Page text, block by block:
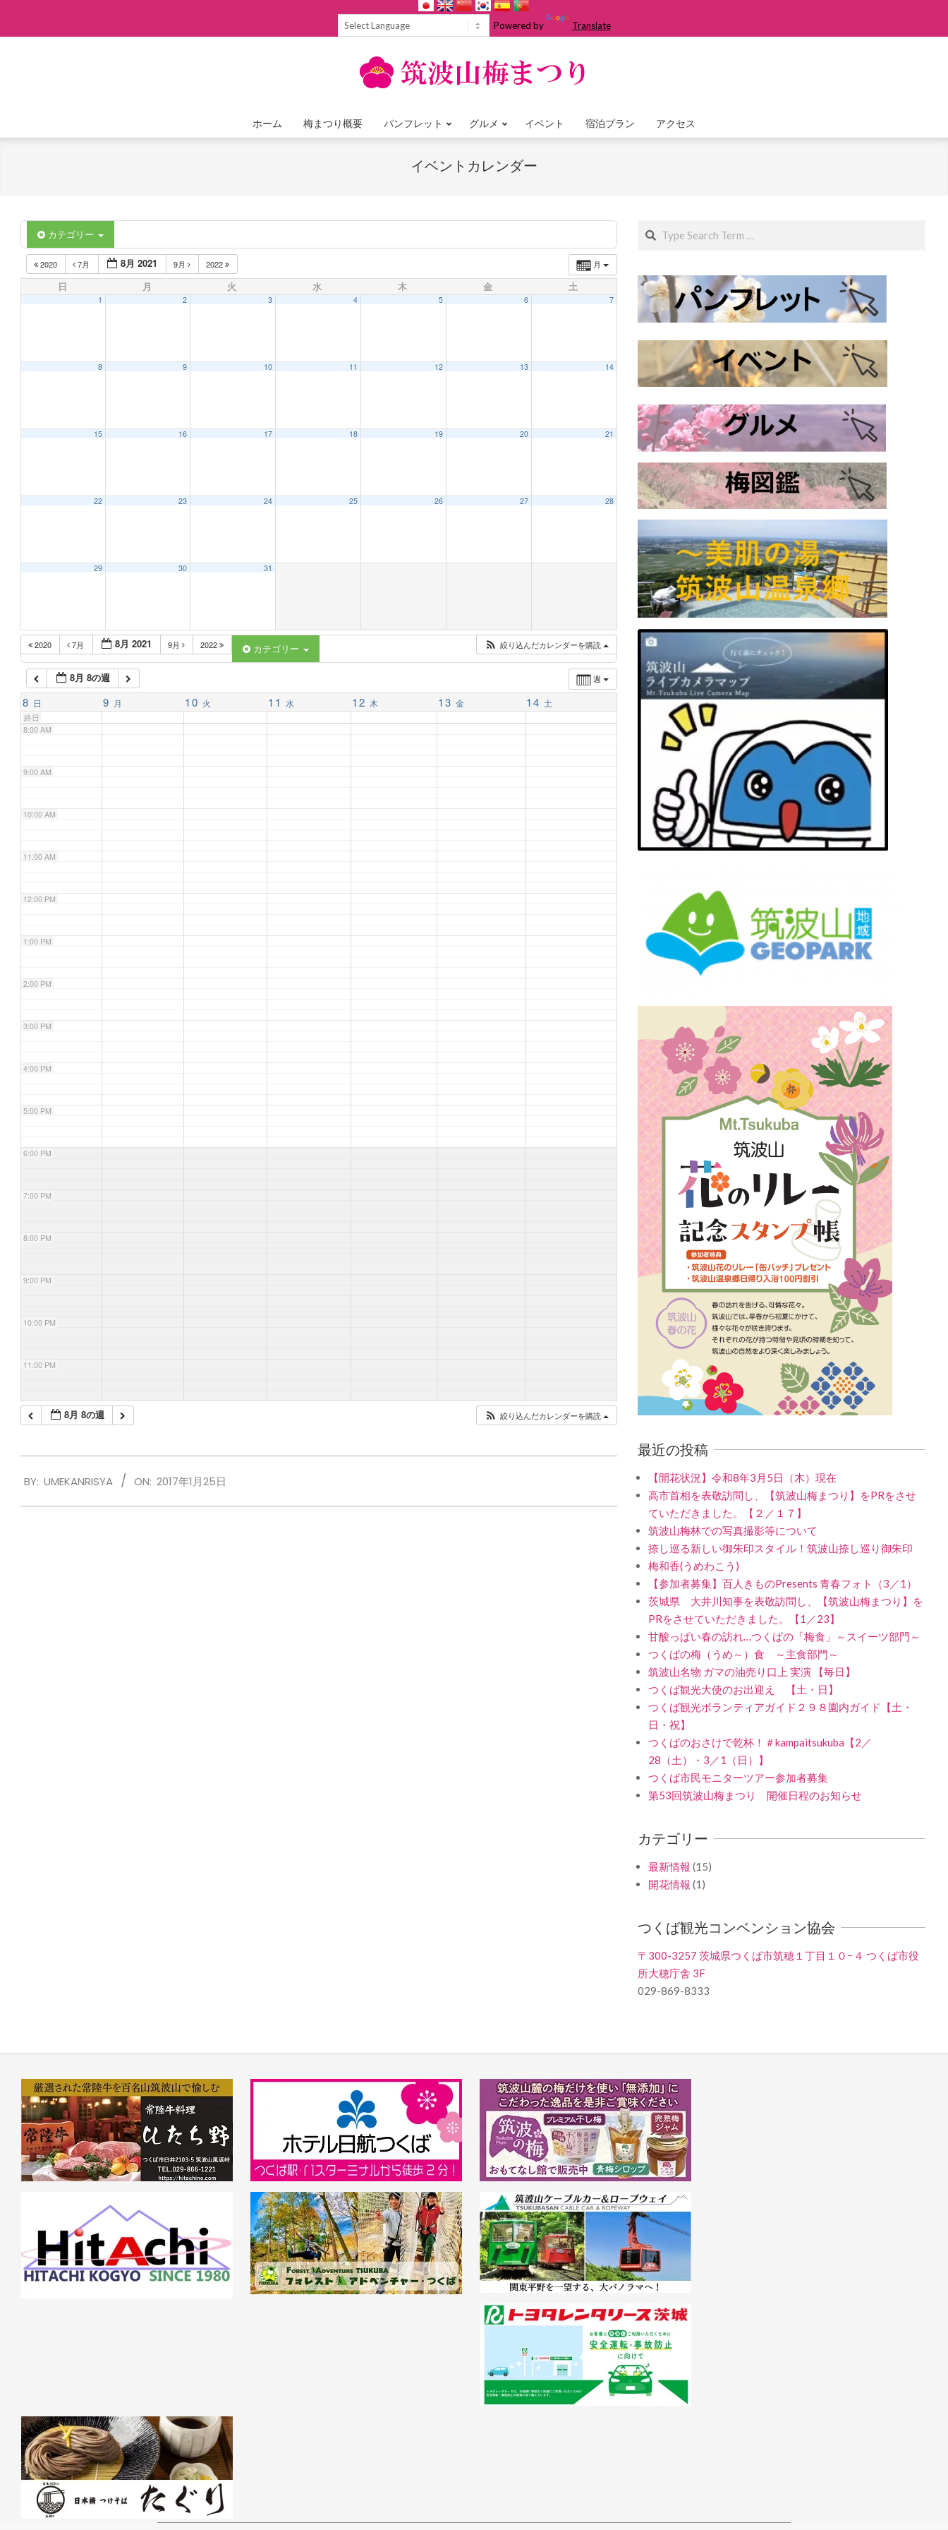
Powered by Translate
Primary
Menu
ホーム 梅まつり概要 パンフレット グルメ イベント 宿泊プラン アクセス
イベントカレンダー
カテゴリー
月
2020 7月 8月 2021 9月 2022
日 月 火 水 木 金 土
1 2 3 4 5 6 7
8 9 10 11 12 13 14
15 16 17 18 19 20 21
22 23 24 25 26 27 28
29 30 31
2020 7月 8月 2021 9月 2022 絞り込んだカレンダーを購読
カテゴリー
週
8月 8の週
8 日 9 月 10 火 11 水 12 木 13 金 14 土
終日
4:00 AM
6:00 AM
7:00 AM
8:00 AM
9:00 AM
10:00 AM
11:00 AM
12:00 PM
1:00 PM
2:00 PM
3:00 PM
4:00 PM
5:00 PM
6:00 PM
7:00 PM
8:00 PM
9:00 PM
10:00 PM
11:00 PM
8月 8の週 絞り込んだカレンダーを購読
01-
BY: UMEKANRISYA ON: 2017年1月25日
Search
最近の投稿
【開花状況】令和8年3月5日（木）現在
高市首相を表敬訪問し、【筑波山梅まつり】をPRをさせ
ていただきました。【２／１７】
筑波山梅林での写真撮影等について
捺し巡る新しい御朱印スタイル！筑波山捺し巡り御朱印
梅和香(うめわこう)
【参加者募集】百人きものPresents 青春フォト（3／1）
茨城県 大井川知事を表敬訪問し、【筑波山梅まつり】を
PRをさせていただきました。【1／23】
甘酸っぱい春の訪れ…つくばの「梅食」～スイーツ部門～
つくばの梅（うめ～）食 ～主食部門～
筑波山名物 ガマの油売り口上 実演 【毎日】
つくば観光大使のお出迎え 【土・日】
つくば観光ボランティアガイド２９８園内ガイド【土・
日・祝】
つくばのおさけで乾杯！＃kampaitsukuba【2／
28（土）・3／1（日）】
つくば市民モニターツアー参加者募集
第53回筑波山梅まつり 開催日程のお知らせ
カテゴリー
最新情報 (15)
開花情報 (1)
つくば観光コンベンション協会
〒300-3257 茨城県つくば市筑穂１丁目１０−４ つくば市役
所大穂庁舎 3F
029-869-8333